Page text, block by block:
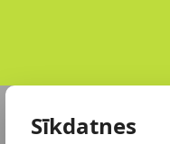
Sīkdatnes